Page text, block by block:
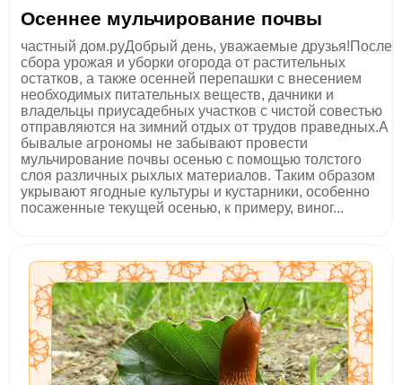
Осеннее мульчирование почвы
частный дом.руДобрый день, уважаемые друзья!После
сбора урожая и уборки огорода от растительных
остатков, а также осенней перепашки с внесением
необходимых питательных веществ, дачники и
владельцы приусадебных участков с чистой совестью
отправляются на зимний отдых от трудов праведных.А
бывалые агрономы не забывают провести
мульчирование почвы осенью с помощью толстого
слоя различных рыхлых материалов. Таким образом
укрывают ягодные культуры и кустарники, особенно
посаженные текущей осенью, к примеру, виног...